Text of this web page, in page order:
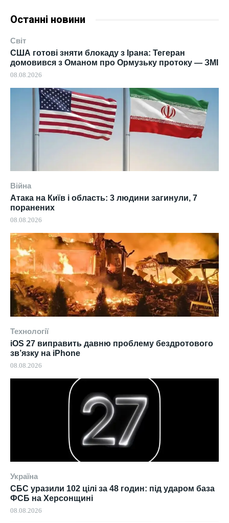
Останні новини
Світ
США готові зняти блокаду з Ірана: Тегеран
домовився з Оманом про Ормузьку протоку — ЗМІ
08.08.2026
Війна
Атака на Київ і область: 3 людини загинули, 7
поранених
08.08.2026
Технології
iOS 27 виправить давню проблему бездротового
зв’язку на iPhone
08.08.2026
Україна
СБС уразили 102 цілі за 48 годин: під ударом база
ФСБ на Херсонщині
08.08.2026